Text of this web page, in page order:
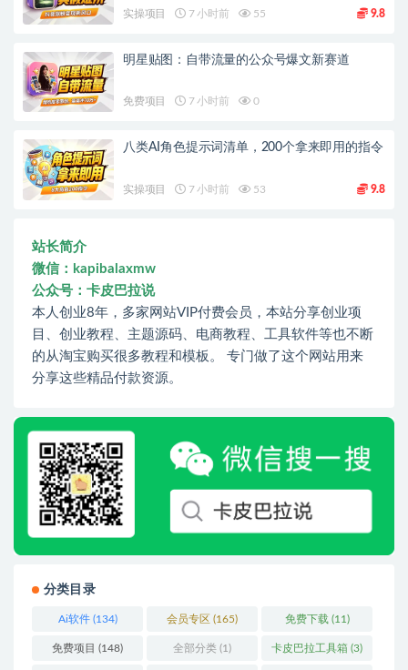
实操项目 7 小时前 55 9.8
明星贴图：自带流量的公众号爆文新赛道
免费项目 7 小时前 0
八类AI角色提示词清单，200个拿来即用的指令
实操项目 7 小时前 53 9.8
站长简介
微信：kapibalaxmw
公众号：卡皮巴拉说
本人创业8年，多家网站VIP付费会员，本站分享创业项
目、创业教程、主题源码、电商教程、工具软件等也不断
的从淘宝购买很多教程和模板。 专门做了这个网站用来
分享这些精品付款资源。
分类目录
Ai软件(134) 会员专区 (165) 免费下载 (11)
免费项目 (148) 全部分类 (1) 卡皮巴拉工具箱 (3)